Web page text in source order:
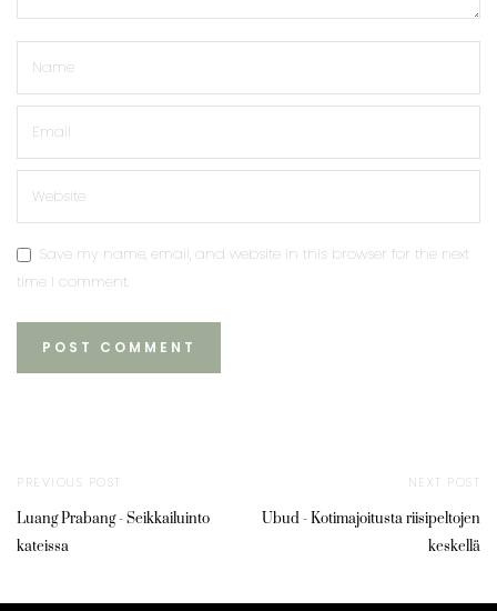
Save my name, email, and website in this browser for the next
time I comment.
PREVIOUS POST
Luang Prabang - Seikkailuinto
kateissa
NEXT POST
Ubud - Kotimajoitusta riisipeltojen
keskellä